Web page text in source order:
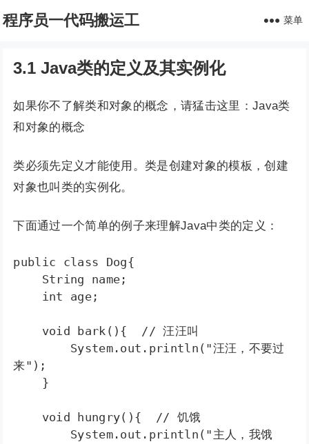
程序员一代码搬运工 菜单
3.1 Java类的定义及其实例化
如果你不了解类和对象的概念，请猛击这里：Java类
和对象的概念
类必须先定义才能使用。类是创建对象的模板，创建
对象也叫类的实例化。
下面通过一个简单的例子来理解Java中类的定义：
public class Dog{
String name;
int age;
void bark(){  // 汪汪叫
System.out.println("汪汪，不要过
来");
}
void hungry(){  // 饥饿
System.out.println("主人，我饿